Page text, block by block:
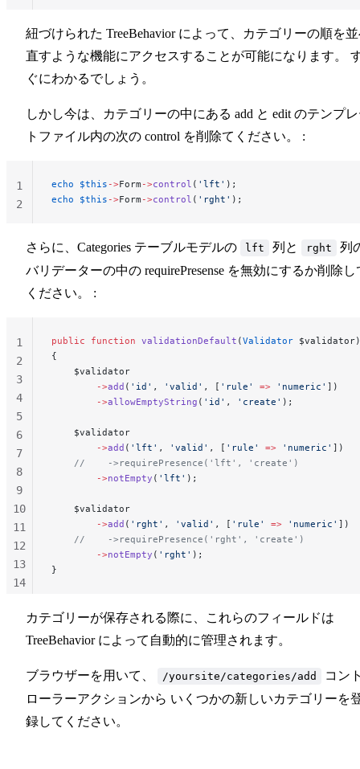
紐づけられた TreeBehavior によって、カテゴリーの順を
直すような機能にアクセスすることが可能になります。
ぐにわかるでしょう。
しかし今は、カテゴリーの中にある add と edit のテンプ
トファイル内の次の control を削除てください。 :
echo $this ->Form ->control ( 'lft' );
echo $this ->Form ->control ( 'rght' );
1
2
さらに、Categories テーブルモデルの lft 列と rght
列
バリデーターの中の requirePresense を無効にするか削除し
ください。 :
public function validationDefault (Validator $validator)
{
    $validator
        ->
add ( 'id' , 'valid' , [ 'rule' => 'numeric' ])
        ->
allowEmptyString ( 'id' , 'create' );
    $validator
        ->
add ( 'lft' , 'valid' , [ 'rule' => 'numeric' ])
    //    ->requirePresence('lft', 'create')
        ->
notEmpty ( 'lft' );
    $validator
        ->
add ( 'rght' , 'valid' , [ 'rule' => 'numeric' ])
    //    ->requirePresence('rght', 'create')
        ->
notEmpty ( 'rght' );
}
1
2
3
4
5
6
7
8
9
10
11
12
13
14
カテゴリーが保存される際に、これらのフィールドは
TreeBehavior によって自動的に管理されます。
ブラウザーを用いて、 /yoursite/categories/add
コン
ローラーアクションから いくつかの新しいカテゴリーを
録してください。